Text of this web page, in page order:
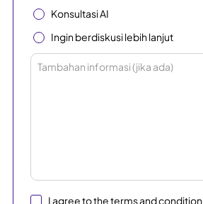
Konsultasi AI
Ingin berdiskusi lebih lanjut
I agree to the terms and condition